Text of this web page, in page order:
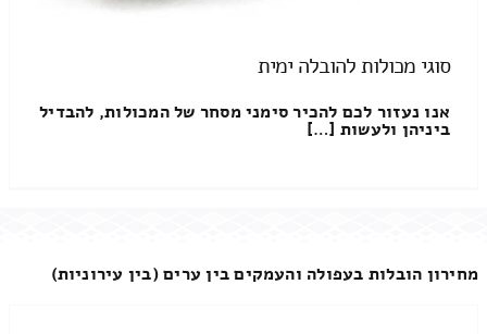
סוגי מכולות להובלה ימית
אנו נעזור לכם להכיר סימני מסחר של המכולות, להבדיל
ביניהן ולעשות […]
מחירון הובלות בעפולה והעמקים בין ערים (בין עירוניות)